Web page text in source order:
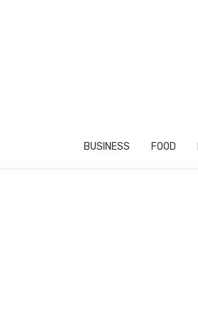
BUSINESS FOOD